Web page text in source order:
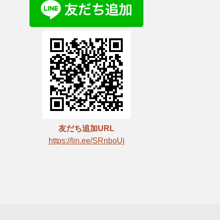
友だち追加URL
https://lin.ee/SRnboUj